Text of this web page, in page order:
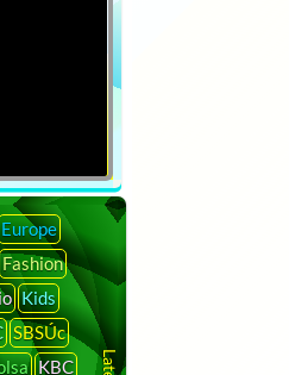
Europe
Fashion
Kids
SBSÚc
KBC